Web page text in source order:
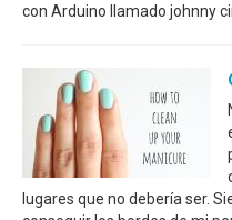
con Arduino llamado johnny
lugares que no debería ser.